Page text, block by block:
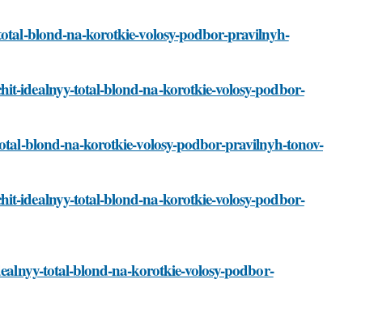
blond-na-korotkie-volosy-podbor-pravilnyh-
idealnyy-total-blond-na-korotkie-volosy-podbor-
blond-na-korotkie-volosy-podbor-pravilnyh-tonov-
idealnyy-total-blond-na-korotkie-volosy-podbor-
total-blond-na-korotkie-volosy-podbor-